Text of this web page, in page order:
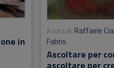
in
Ascoltare per
ascoltare per
A cura di: Raffaele
Fabris